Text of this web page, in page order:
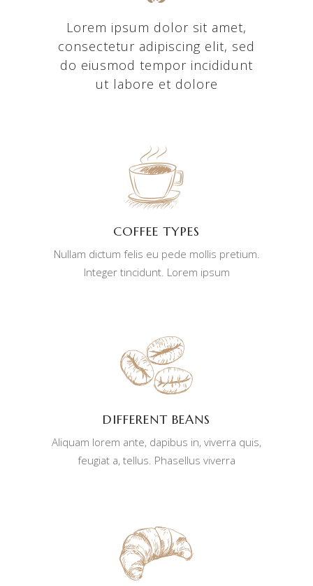
Lorem ipsum dolor sit amet,
consectetur adipiscing elit, sed
do eiusmod tempor incididunt
ut labore et dolore
COFFEE TYPES
Nullam dictum felis eu pede mollis pretium.
Integer tincidunt. Lorem ipsum
DIFFERENT BEANS
Aliquam lorem ante, dapibus in, viverra quis,
feugiat a, tellus. Phasellus viverra